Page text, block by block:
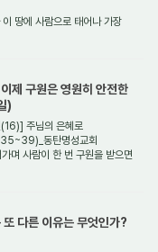
땅에 사람으로 태어나 가장
제 구원은 영원히 안전한
)
주님의 은혜로
동탄명성교회
사람이 한 번 구원을 받으면
다른 이유는 무엇인가?